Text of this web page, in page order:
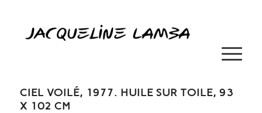
CIEL VOILÉ, 1977. HUILE SUR TOILE, 93
X 102 CM